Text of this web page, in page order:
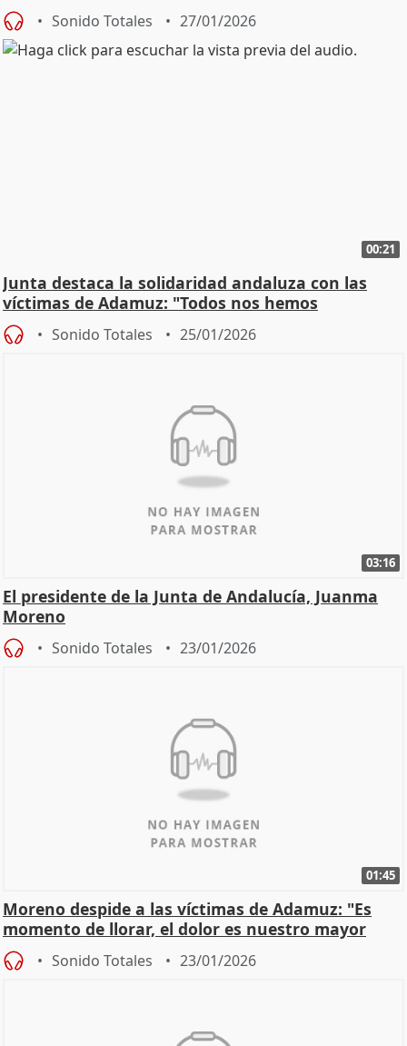
Sonido Totales 27/01/2026
00:21
Junta destaca la solidaridad andaluza con las
víctimas de Adamuz: "Todos nos hemos
implicado"
Sonido Totales 25/01/2026
03:16
El presidente de la Junta de Andalucía, Juanma
Moreno
Sonido Totales 23/01/2026
01:45
Moreno despide a las víctimas de Adamuz: "Es
momento de llorar, el dolor es nuestro mayor
homenaje"
Sonido Totales 23/01/2026